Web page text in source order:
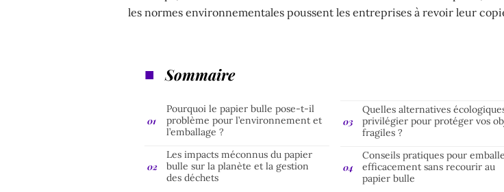
les normes environnementales poussent les entreprises à revoir leur
Sommaire
Pourquoi le papier bulle pose-t-il
problème pour l’environnement et
l’emballage ?
Les impacts méconnus du papier
bulle sur la planète et la gestion
des déchets
Quelles alternatives
privilégier pour protéger vos
fragiles ?
Conseils pratiques pour
efficacement sans recourir au
papier bulle